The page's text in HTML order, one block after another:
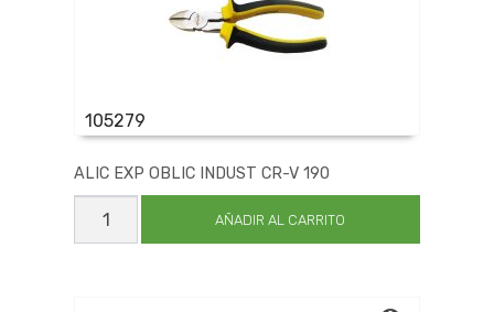
105279
ALIC EXP OBLIC INDUST CR-V 190
ALIC
EXP
OBLIC
AÑADIR AL CARRITO